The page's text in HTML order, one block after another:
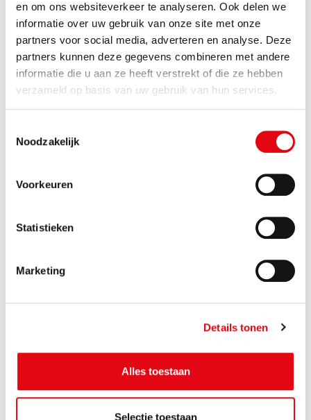
en om ons websiteverkeer te analyseren. Ook delen we
informatie over uw gebruik van onze site met onze
partners voor social media, adverteren en analyse. Deze
partners kunnen deze gegevens combineren met andere
informatie die u aan ze heeft verstrekt of die ze hebben
verzameld op basis van uw gebruik van hun services.
Noodzakelijk
Voorkeuren
Statistieken
Marketing
Details tonen
Alles toestaan
Selectie toestaan
Zaalopstelling*
Carre (standaard vergaderopstelling)
U-vorm (alleen bij grote zaal)
Theater (alleen bij grote zaal)
Flip-over/stiften
Geen
Extra's (koffie, thee, water is standaard inbegrepen)*
Anders (graag toelichten in opmerkingenveld
onderaan)
Dieetwensen